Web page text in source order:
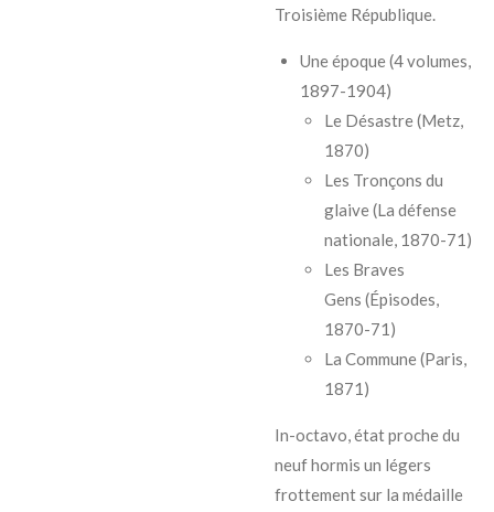
Troisième République.
Une époque(4 volumes,
1897-1904)
Le Désastre(Metz,
1870)
Les Tronçons du
glaive(La défense
nationale, 1870-71)
Les Braves
Gens (Épisodes,
1870-71)
La Commune(Paris,
1871)
In-octavo, état proche du
neuf hormis un légers
frottement sur la médaille